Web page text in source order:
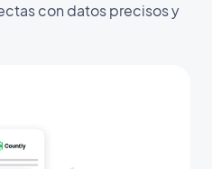
con datos precisos y